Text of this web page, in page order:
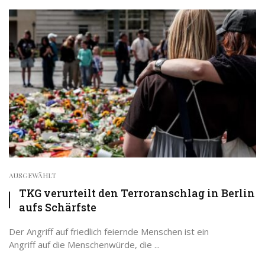
AUSGEWÄHLT
TKG verurteilt den Terroranschlag in Berlin
aufs Schärfste
Der Angriff auf friedlich feiernde Menschen ist ein
Angriff auf die Menschenwürde, die ...